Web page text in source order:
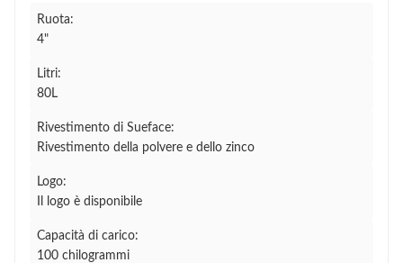
Ruota:
4"
Litri:
80L
Rivestimento di Sueface:
Rivestimento della polvere e dello zinco
Logo:
Il logo è disponibile
Capacità di carico:
100 chilogrammi